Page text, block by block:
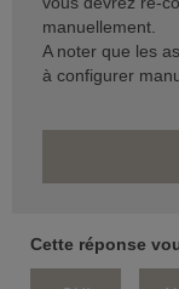
CLIENT)
manuellement.
A noter que les
à configurer
Cette réponse